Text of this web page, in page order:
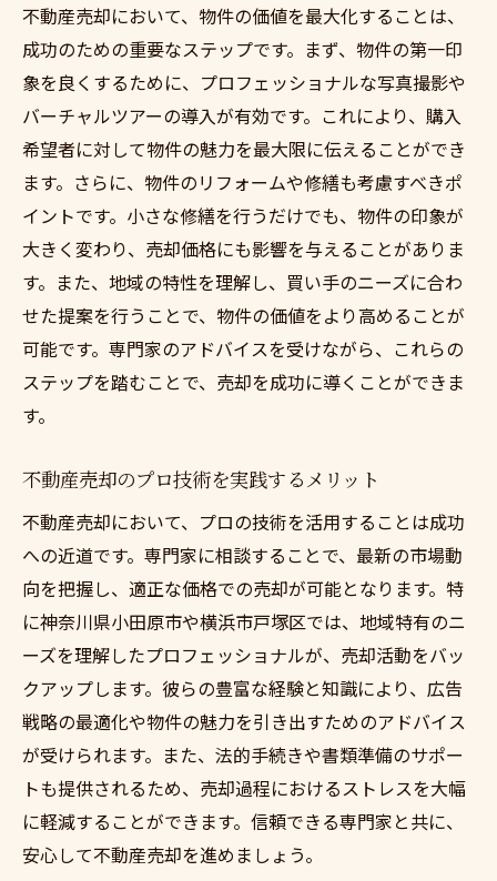
不動産売却において、物件の価値を最大化することは、
成功のための重要なステップです。まず、物件の第一印
象を良くするために、プロフェッショナルな写真撮影や
バーチャルツアーの導入が有効です。これにより、購入
希望者に対して物件の魅力を最大限に伝えることができ
ます。さらに、物件のリフォームや修繕も考慮すべきポ
イントです。小さな修繕を行うだけでも、物件の印象が
大きく変わり、売却価格にも影響を与えることがありま
す。また、地域の特性を理解し、買い手のニーズに合わ
せた提案を行うことで、物件の価値をより高めることが
可能です。専門家のアドバイスを受けながら、これらの
ステップを踏むことで、売却を成功に導くことができま
す。
不動産売却のプロ技術を実践するメリット
不動産売却において、プロの技術を活用することは成功
への近道です。専門家に相談することで、最新の市場動
向を把握し、適正な価格での売却が可能となります。特
に神奈川県小田原市や横浜市戸塚区では、地域特有のニ
ーズを理解したプロフェッショナルが、売却活動をバッ
クアップします。彼らの豊富な経験と知識により、広告
戦略の最適化や物件の魅力を引き出すためのアドバイス
が受けられます。また、法的手続きや書類準備のサポー
トも提供されるため、売却過程におけるストレスを大幅
に軽減することができます。信頼できる専門家と共に、
安心して不動産売却を進めましょう。